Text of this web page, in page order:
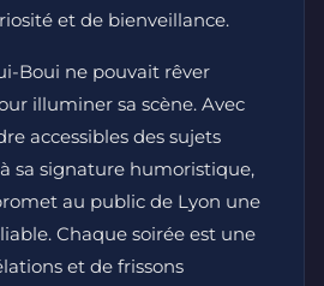
et de bienveillance.
Boui ne pouvait rêver
illuminer sa scène. Avec
accessibles des sujets
sa signature humoristique,
au public de Lyon une
Chaque soirée est une
et de frissons